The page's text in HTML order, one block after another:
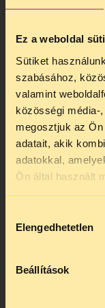
Ez a weboldal
Sütiket
szabásához,
valamint
közösségi média-
megosztjuk az
adatait, akik
adatokkal,
Ön által használt
kiválasztása
Elengedhetetlen
Beállítások
Ha
kollégád,
neked
számít
Van
elején
tudni,
van egy
is, ha
annak